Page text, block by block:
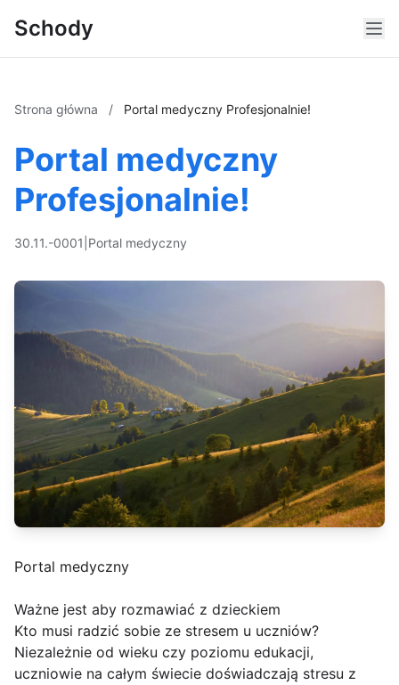
Schody
Strona główna / Portal medyczny Profesjonalnie!
Portal medyczny
Profesjonalnie!
30.11.-0001 Portal medyczny
Portal medyczny
Ważne jest aby rozmawiać z dzieckiem
Kto musi radzić sobie ze stresem u uczniów?
Niezależnie od wieku czy poziomu edukacji,
uczniowie na całym świecie doświadczają stresu z